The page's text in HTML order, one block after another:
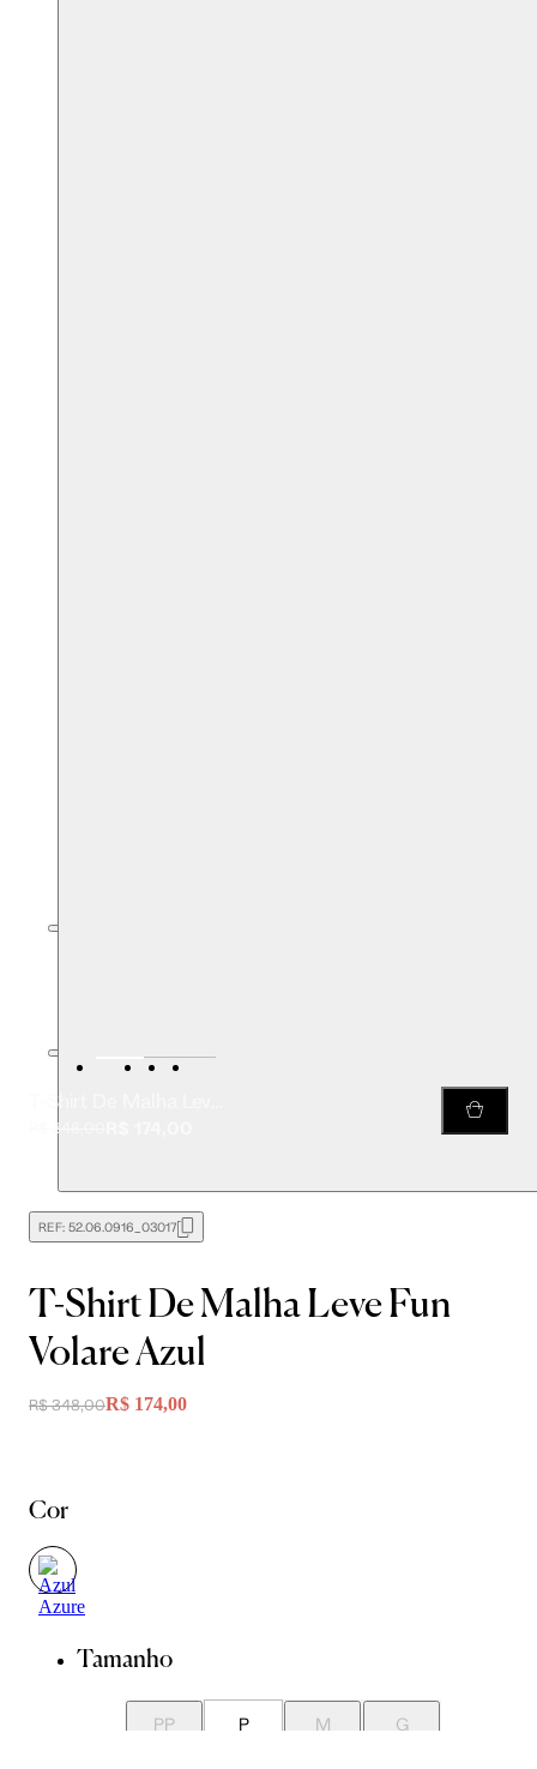
R$ 348,00
REF: 52.06.0916_03017
T-Shirt De Malha Leve Fun
Volare Azul
R$ 348,00R$ 174,00
Cor
Tamanho
PP P M G